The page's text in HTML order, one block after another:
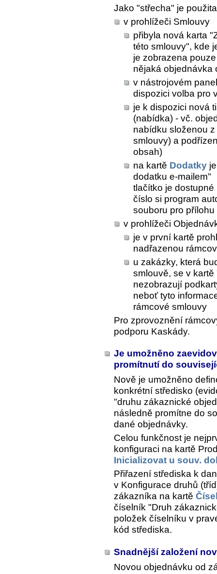
Jako "střecha" je
v prohlížeči Smlouvy
přibyla nová karta
této smlouvy", kde
je zobrazena
nějaká objednávka
v nástrojovém
dispozici volba pro
je k dispozici nová
(nabídka) - vč.
nabídku složenou
smlouvy) a
obsah)
na kartě Dodatky
dodatku e-mailem"
tlačítko je
číslo si program
souboru pro přílohu
v prohlížeči
je v první kartě
nadřazenou
u zakázky, která
smlouvě, se v
nezobrazují
neboť tyto
rámcové smlouvy
Pro zprovoznění
podporu Kaskády.
Je umožněno
promítnutí do
Nově je umožněno
konkrétní středisko
"druhu zákaznické
následně promítne do
dané objednávky.
Celou funkčnost je
konfiguraci na kartě
Inicializovat u souv.
Přiřazení střediska k
v Konfigurace druhů
zákazníka na kartě
číselník "Druh
položek číselníku v
kód střediska.
Snadnější založení
Novou objednávku od